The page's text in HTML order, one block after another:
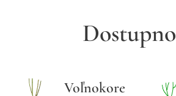
Voľnokore